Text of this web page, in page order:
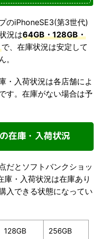
のiPhoneSE3(第3世代)
況は64GB・128GB・
で、在庫状況は安定して
。
・入荷状況は各店舗によ
す。在庫がない場合は予
在庫・入荷状況
だとソフトバンクショッ
・入荷状況は在庫あり
入できる状態になってい
128GB 256GB